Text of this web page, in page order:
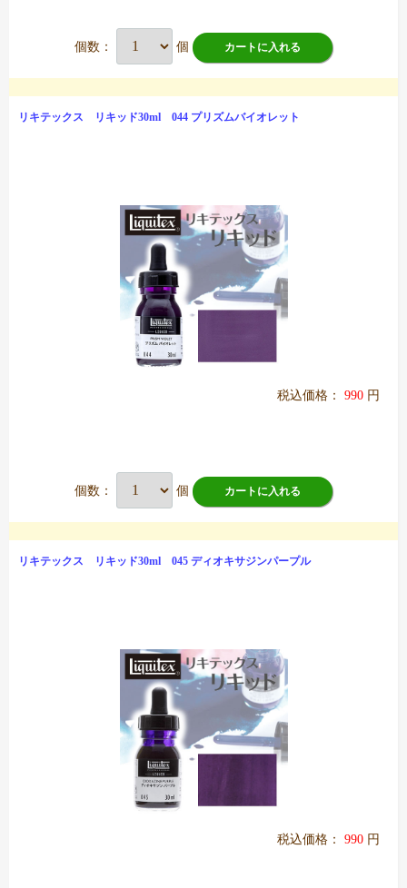
個数： 個 カートに入れる
リキテックス リキッド30ml 044 プリズムバイオレット
税込価格： 990 円
個数： 個 カートに入れる
リキテックス リキッド30ml 045 ディオキサジンパープル
税込価格： 990 円